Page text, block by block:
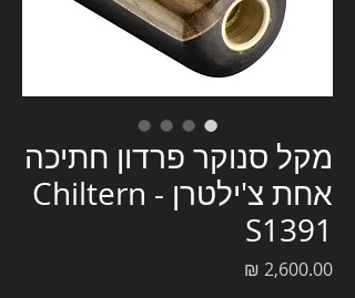
מקל סנוקר פרדון חתיכה
אחת צ'ילטרן - Chiltern
S1391